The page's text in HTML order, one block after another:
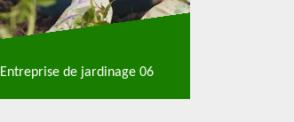
Entreprise de jardinage 06